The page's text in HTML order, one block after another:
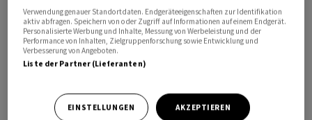
Unterlassungen wird jedoch keine Haftung
übernommen. Kopien, Nachdrucke oder sonstige
Vervielfältigungen bedürfen der Genehmigung von AWP.
algorithmischen respektive KI-basierten Systemen
produziert werden. Für automatisch erzeugte
Verwendung genauer Standortdaten. Endgeräteeigenschaften zur Identifikation
aktiv abfragen. Speichern von oder Zugriff auf Informationen auf einem Endgerät.
Personalisierte Werbung und Inhalte, Messung von Werbeleistung und der
Performance von Inhalten, Zielgruppenforschung sowie Entwicklung und
Verbesserung von Angeboten.
Liste der Partner (Lieferanten)
EINSTELLUNGEN AKZEPTIEREN